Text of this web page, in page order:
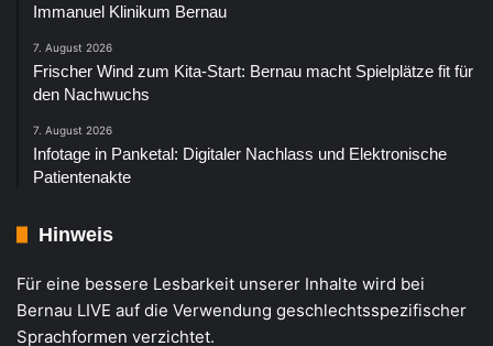
Immanuel Klinikum Bernau
7. August 2026
Frischer Wind zum Kita-Start: Bernau macht Spielplätze fit für
den Nachwuchs
7. August 2026
Infotage in Panketal: Digitaler Nachlass und Elektronische
Patientenakte
Hinweis
Für eine bessere Lesbarkeit unserer Inhalte wird bei
Bernau LIVE auf die Verwendung geschlechtsspezifischer
Sprachformen verzichtet.